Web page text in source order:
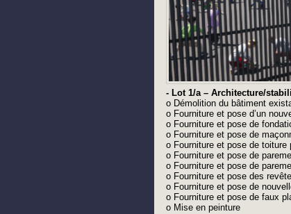
- Lot 1/a – Architecture/
o Démolition du bâtiment
o Fourniture et pose d’un
o Fourniture et pose de
o Fourniture et pose de
o Fourniture et pose de toiture
o Fourniture et pose de
o Fourniture et pose de
o Fourniture et pose des
o Fourniture et pose de
o Fourniture et pose de faux
o Mise en peinture